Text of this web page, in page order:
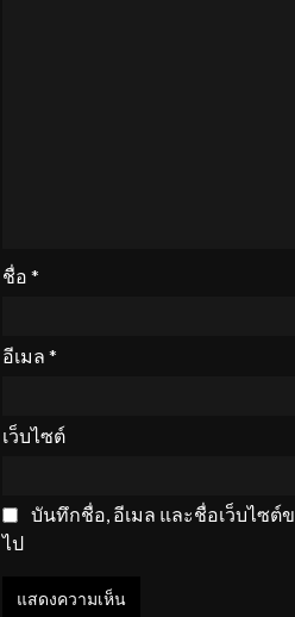
ชื่อ *
อีเมล *
เว็บไซต์
บันทึกชื่อ, อีเมล และชื่อเว็บไซต์
ไป